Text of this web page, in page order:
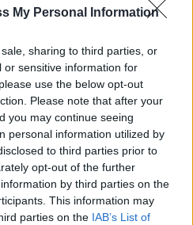
My Personal Information
sharing to third parties, or
or sensitive information for
use the below opt-out
Please note that after your
you may continue seeing
personal information utilized by
to third parties prior to
opt-out of the further
by third parties on the
This information may
parties on the IAB’s List of